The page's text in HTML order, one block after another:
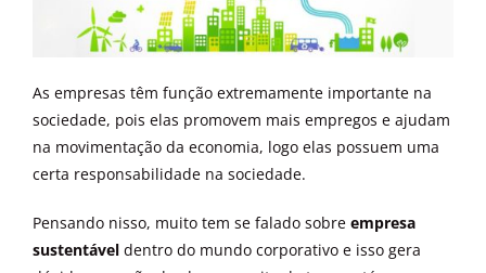
As empresas têm função extremamente importante na
sociedade, pois elas promovem mais empregos e ajudam
na movimentação da economia, logo elas possuem uma
certa responsabilidade na sociedade.
Pensando nisso, muito tem se falado sobre empresa
sustentável dentro do mundo corporativo e isso gera